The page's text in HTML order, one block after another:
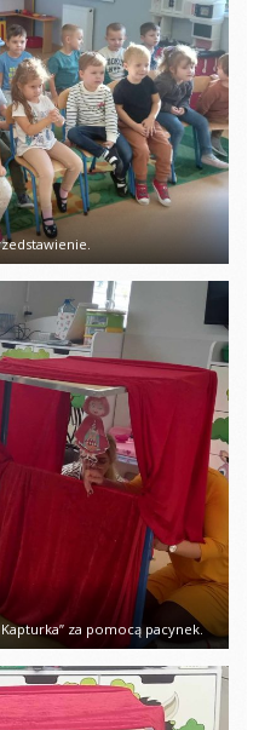
za pomocą pacynek.